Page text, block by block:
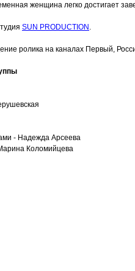
женщина легко достигает
SUN PRODUCTION .
ролика на каналах Первый,
- Надежда Арсеева
Коломийцева